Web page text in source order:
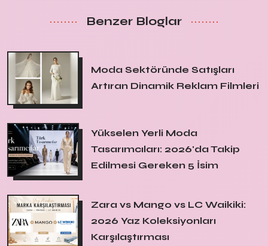
Benzer Bloglar
Moda Sektöründe Satışları
Artıran Dinamik Reklam Filmleri
Yükselen Yerli Moda
Tasarımcıları: 2026'da Takip
Edilmesi Gereken 5 İsim
Zara vs Mango vs LC Waikiki:
2026 Yaz Koleksiyonları
Karşılaştırması